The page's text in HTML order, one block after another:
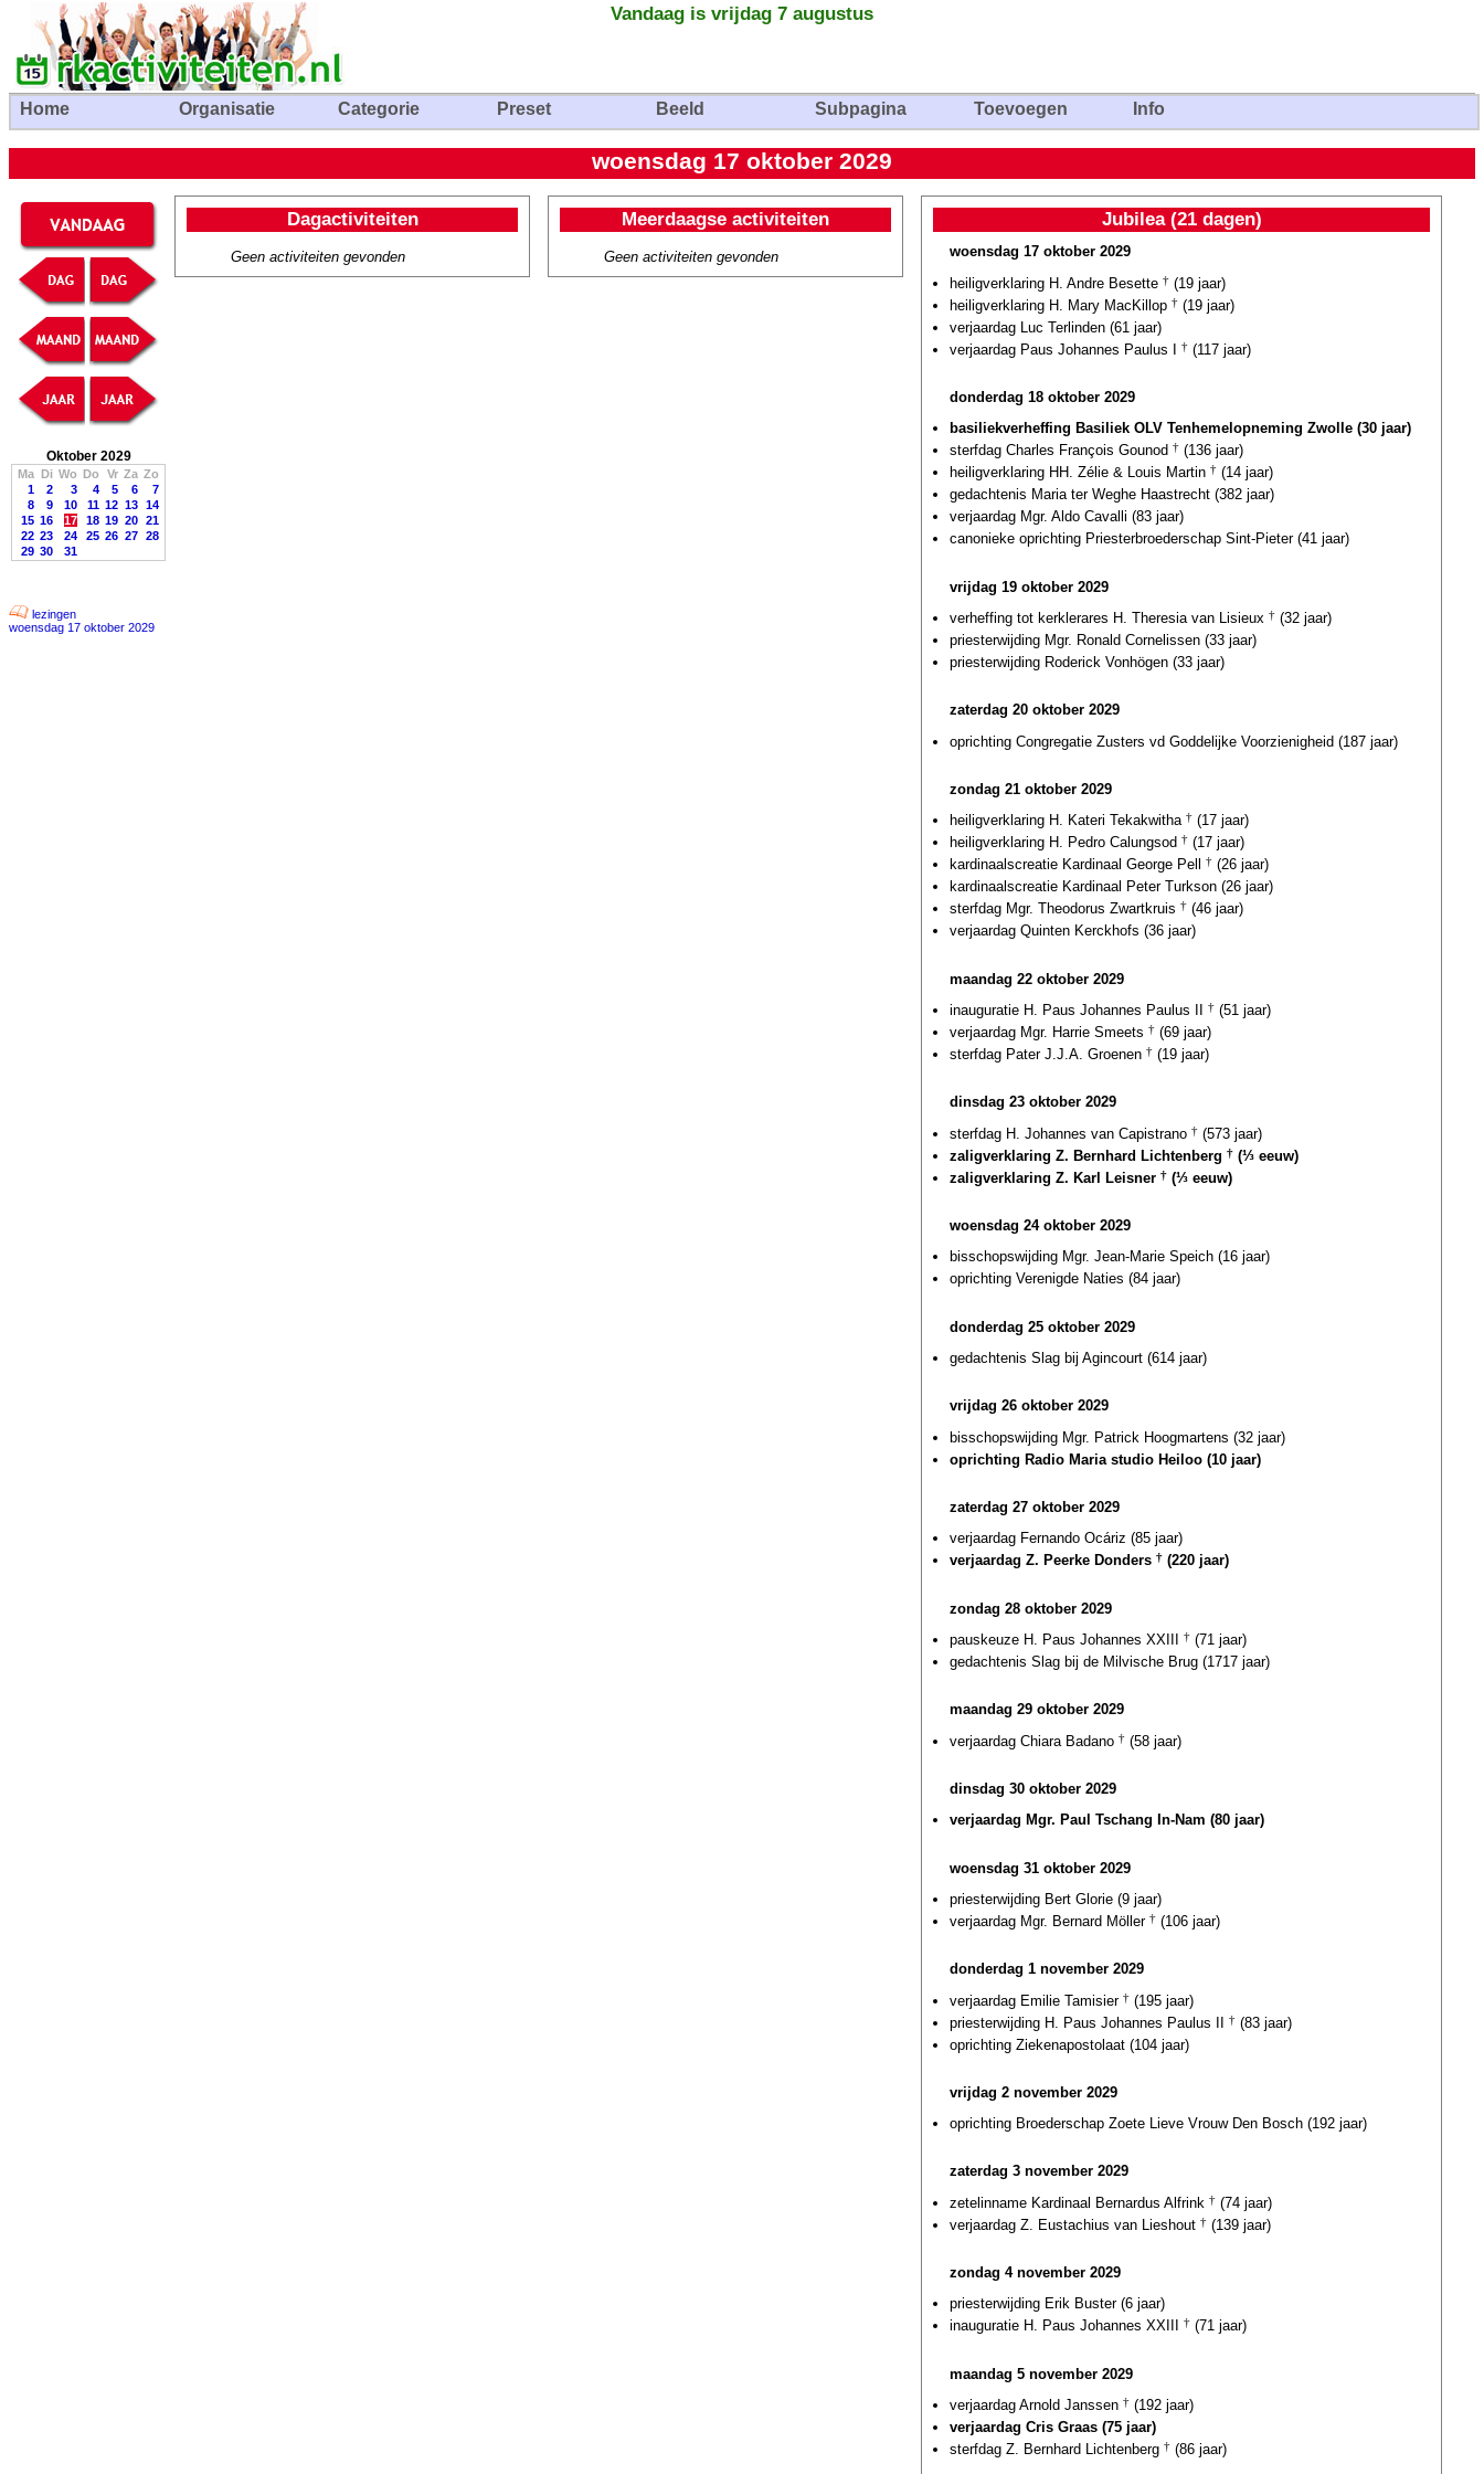
Vandaag is vrijdag 7 augustus
Home Organisatie Categorie Preset Beeld Subpagina Toevoegen Info
woensdag 17 oktober 2029
Oktober 2029
Ma Di Wo Do Vr Za Zo
1
2 3 4 5 6
7
8
9 10 11 12 13 14
15 16 17 18 19 20 21
22 23 24 25 26 27 28
29 30 31
lezingen
woensdag 17 oktober 2029
Dagactiviteiten
Geen activiteiten gevonden
Meerdaagse activiteiten
Geen activiteiten gevonden
Jubilea (21 dagen)
woensdag 17 oktober 2029
heiligverklaring H. Andre Besette † (19 jaar)
heiligverklaring H. Mary MacKillop † (19 jaar)
verjaardag Luc Terlinden (61 jaar)
verjaardag Paus Johannes Paulus I † (117 jaar)
donderdag 18 oktober 2029
basiliekverheffing Basiliek OLV Tenhemelopneming Zwolle (30 jaar)
sterfdag Charles François Gounod † (136 jaar)
heiligverklaring HH. Zélie & Louis Martin † (14 jaar)
gedachtenis Maria ter Weghe Haastrecht (382 jaar)
verjaardag Mgr. Aldo Cavalli (83 jaar)
canonieke oprichting Priesterbroederschap Sint-Pieter (41 jaar)
vrijdag 19 oktober 2029
verheffing tot kerklerares H. Theresia van Lisieux † (32 jaar)
priesterwijding Mgr. Ronald Cornelissen (33 jaar)
priesterwijding Roderick Vonhögen (33 jaar)
zaterdag 20 oktober 2029
oprichting Congregatie Zusters vd Goddelijke Voorzienigheid (187 jaar)
zondag 21 oktober 2029
heiligverklaring H. Kateri Tekakwitha † (17 jaar)
heiligverklaring H. Pedro Calungsod † (17 jaar)
kardinaalscreatie Kardinaal George Pell
† (26 jaar)
kardinaalscreatie Kardinaal Peter Turkson (26 jaar)
sterfdag Mgr. Theodorus Zwartkruis † (46 jaar)
verjaardag Quinten Kerckhofs (36 jaar)
maandag 22 oktober 2029
inauguratie H. Paus Johannes Paulus II
† (51 jaar)
verjaardag Mgr. Harrie Smeets † (69 jaar)
sterfdag Pater J.J.A. Groenen † (19 jaar)
dinsdag 23 oktober 2029
sterfdag H. Johannes van Capistrano † (573 jaar)
zaligverklaring Z. Bernhard Lichtenberg † (⅓ eeuw)
zaligverklaring Z. Karl Leisner † (⅓ eeuw)
woensdag 24 oktober 2029
bisschopswijding Mgr. Jean-Marie Speich (16 jaar)
oprichting Verenigde Naties (84 jaar)
donderdag 25 oktober 2029
gedachtenis Slag bij Agincourt (614 jaar)
vrijdag 26 oktober 2029
bisschopswijding Mgr. Patrick Hoogmartens (32 jaar)
oprichting Radio Maria studio Heiloo (10 jaar)
zaterdag 27 oktober 2029
verjaardag Fernando Ocáriz (85 jaar)
verjaardag Z. Peerke Donders † (220 jaar)
zondag 28 oktober 2029
pauskeuze H. Paus Johannes XXIII
† (71 jaar)
gedachtenis Slag bij de Milvische Brug (1717 jaar)
maandag 29 oktober 2029
verjaardag Chiara Badano † (58 jaar)
dinsdag 30 oktober 2029
verjaardag Mgr. Paul Tschang In-Nam (80 jaar)
woensdag 31 oktober 2029
priesterwijding Bert Glorie (9 jaar)
verjaardag Mgr. Bernard Möller † (106 jaar)
donderdag 1 november 2029
verjaardag Emilie Tamisier † (195 jaar)
priesterwijding H. Paus Johannes Paulus II † (83 jaar)
oprichting Ziekenapostolaat (104 jaar)
vrijdag 2 november 2029
oprichting Broederschap Zoete Lieve Vrouw Den Bosch (192 jaar)
zaterdag 3 november 2029
zetelinname Kardinaal Bernardus Alfrink † (74 jaar)
verjaardag Z. Eustachius van Lieshout † (139 jaar)
zondag 4 november 2029
priesterwijding Erik Buster (6 jaar)
inauguratie H. Paus Johannes XXIII
† (71 jaar)
maandag 5 november 2029
verjaardag Arnold Janssen † (192 jaar)
verjaardag Cris Graas (75 jaar)
sterfdag Z. Bernhard Lichtenberg † (86 jaar)